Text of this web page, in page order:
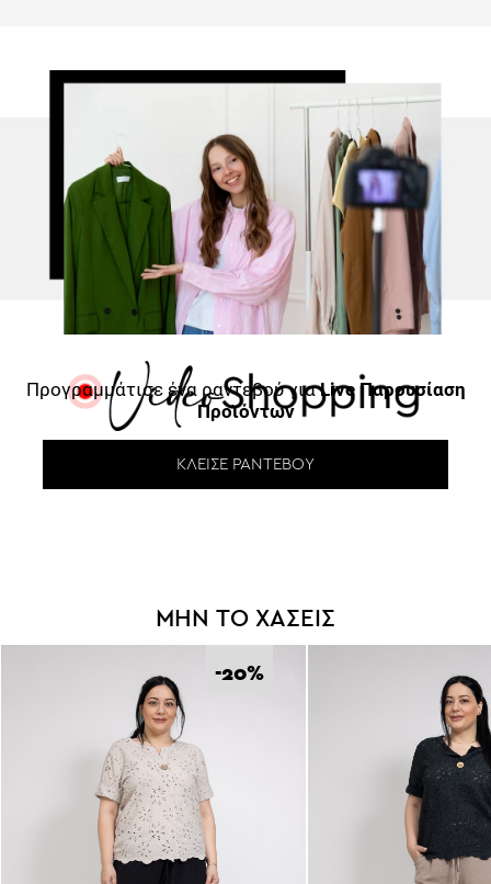
Προγραμμάτισε ένα ραντεβού γιαLive Παρουσίαση
Προϊόντων
ΚΛΕΊΣΕ ΡΑΝΤΕΒΟΎ
ΜΗΝ ΤΟ ΧΑΣΕΙΣ
-20%